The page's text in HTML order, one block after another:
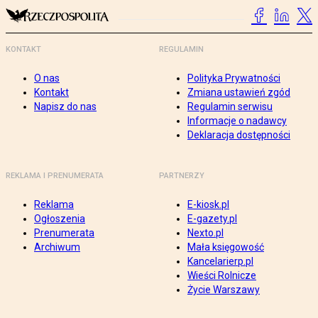
KONTAKT
O nas
Kontakt
Napisz do nas
REGULAMIN
Polityka Prywatności
Zmiana ustawień zgód
Regulamin serwisu
Informacje o nadawcy
Deklaracja dostępności
REKLAMA I PRENUMERATA
Reklama
Ogłoszenia
Prenumerata
Archiwum
PARTNERZY
E-kiosk.pl
E-gazety.pl
Nexto.pl
Mała księgowość
Kancelarierp.pl
Wieści Rolnicze
Życie Warszawy